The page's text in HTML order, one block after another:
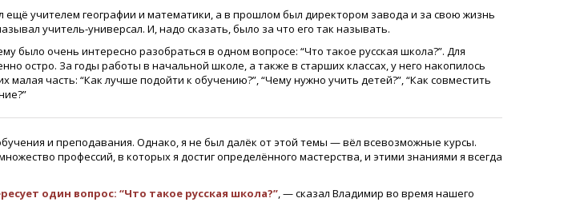
ещё учителем географии и математики, а в прошлом был директором завода и за свою жизнь
учитель-универсал. И, надо сказать, было за что его так называть.
было очень интересно разобраться в одном вопросе: “Что такое русская школа?”. Для
остро. За годы работы в начальной школе, а также в старших классах, у него накопилось
часть: “Как лучше подойти к обучению?”, “Чему нужно учить детей?”, “Как совместить
и преподавания. Однако, я не был далёк от этой темы — вёл всевозможные курсы.
профессий, в которых я достиг определённого мастерства, и этими знаниями я всегда
один вопрос: “Что такое русская школа?”, — сказал Владимир во время нашего